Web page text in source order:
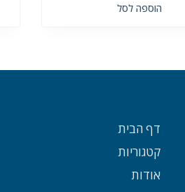
הוספה לסל
דף הבית
קטגוריות
אודות